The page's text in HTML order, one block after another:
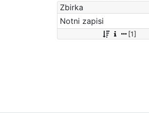
Zbirka
Notni zapisi
[1]